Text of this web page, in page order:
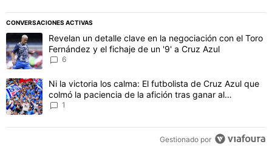
CONVERSACIONES ACTIVAS
Este listado muestra los artículos con más comentarios en los
Un artículo de tendencia con el título "Revelan un detalle clave
Revelan un detalle clave en la negociación con el Toro
Fernández y el fichaje de un '9' a Cruz Azul
6
Un artículo de tendencia con el título "Ni la victoria los calma: El
Ni la victoria los calma: El futbolista de Cruz Azul que
colmó la paciencia de la afición tras ganar al
Philadelphia
1
Gestionado por